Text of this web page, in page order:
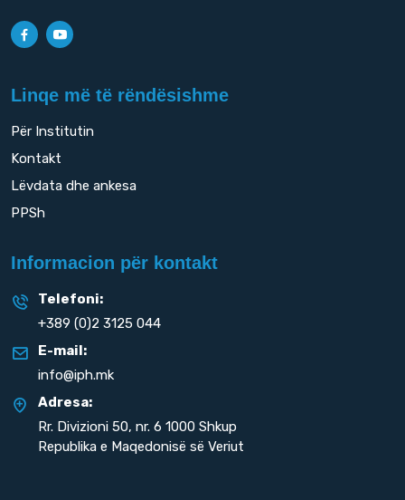
Linqe më të rëndësishme
Për Institutin
Kontakt
Lëvdata dhe ankesa
PPSh
Informacion për kontakt
Telefoni:
+389 (0)2 3125 044
E-mail:
info@iph.mk
Adresa:
Rr. Divizioni 50, nr. 6 1000 Shkup
Republika e Maqedonisë së Veriut